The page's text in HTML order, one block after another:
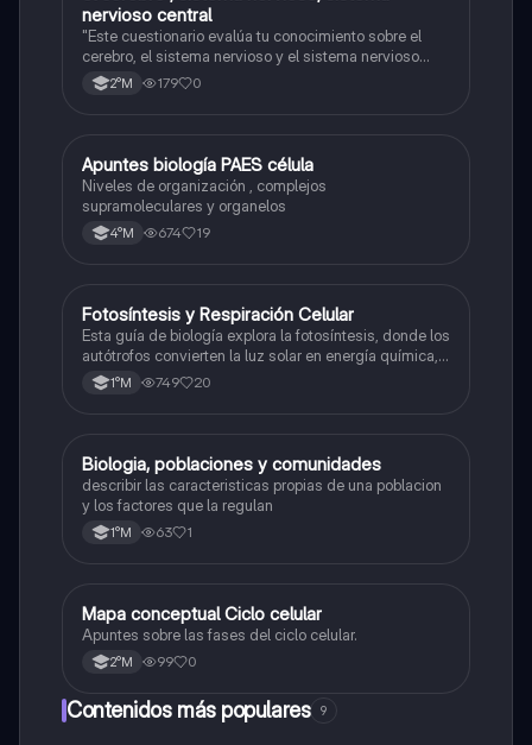
nervioso central
"Este cuestionario evalúa tu conocimiento sobre el
cerebro, el sistema nervioso y el sistema nervioso
central."
2°M 179 0
Biología
Apuntes biología PAES célula
Niveles de organización , complejos
supramoleculares y organelos
4°M 674 19
Biología
Fotosíntesis y Respiración Celular
Esta guía de biología explora la fotosíntesis, donde los
autótrofos convierten la luz solar en energía química, y
la respiración celular, un proceso vital para el flujo de
energía en los ecosistemas.
1°M 749 20
Biología
Biologia, poblaciones y comunidades
describir las caracteristicas propias de una poblacion
y los factores que la regulan
1°M 63 1
Biología
Mapa conceptual Ciclo celular
Apuntes sobre las fases del ciclo celular.
2°M 99 0
Contenidos más populares 9